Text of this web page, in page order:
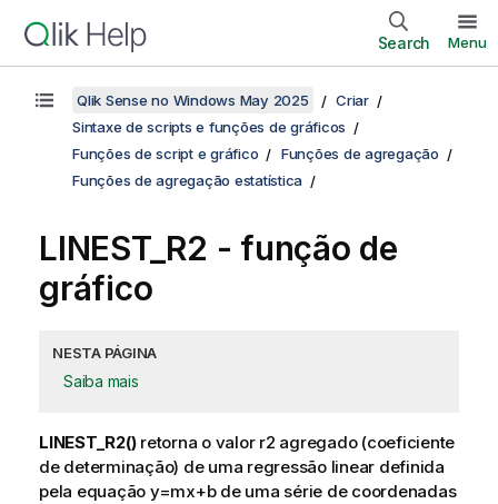
Search Menu
Qlik Sense no Windows May 2025
Criar
Sintaxe de scripts e funções de gráficos
Funções de script e gráfico
Funções de agregação
Funções de agregação estatística
LINEST_R2 - função de
gráfico
NESTA PÁGINA
Saiba mais
LINEST_R2()retorna o valor r2 agregado (coeficiente
de determinação) de uma regressão linear definida
pela equação y=mx+bde uma série de coordenadas